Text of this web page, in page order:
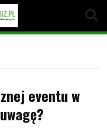
eventu w